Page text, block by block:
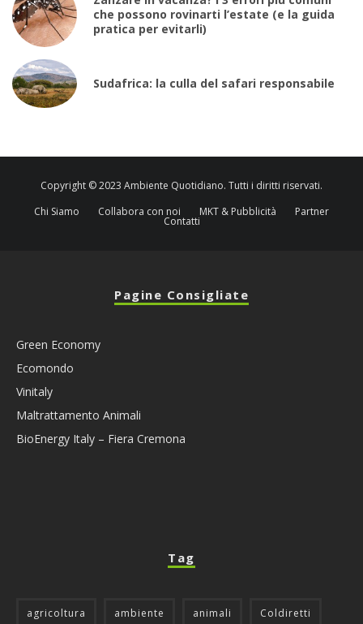
che possono rovinarti l’estate (e la guida
pratica per evitarli)
Sudafrica: la culla del safari responsabile
Copyright © 2023 Ambiente Quotidiano. Tutti i diritti riservati.
Chi Siamo
Collabora con noi MKT & Pubblicità Partner
Contatti
Pagine Consigliate
Green Economy
Ecomondo
Vinitaly
Maltrattamento Animali
BioEnergy Italy – Fiera Cremona
Tag
agricoltura ambiente animali Coldiretti